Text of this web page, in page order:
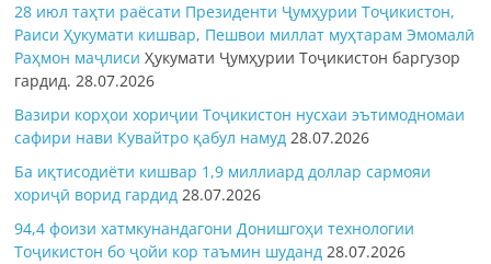
28 июл таҳти раёсати Президенти Ҷумҳурии Тоҷикистон,
Раиси Ҳукумати кишвар, Пешвои миллат муҳтарам Эмомалӣ
Раҳмон маҷлисиҲукумати Ҷумҳурии Тоҷикистон баргузор
гардид.28.07.2026
Вазири корҳои хориҷии Тоҷикистон нусхаи эътимодномаи
сафири нави Кувайтро қабул намуд 28.07.2026
Ба иқтисодиёти кишвар 1,9 миллиард доллар сармояи
хориҷӣ ворид гардид 28.07.2026
94,4 фоизи хатмкунандагони Донишгоҳи технологии
Тоҷикистон бо ҷойи кор таъмин шуданд 28.07.2026